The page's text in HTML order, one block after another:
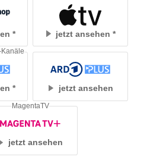
jetzt ansehen
jetzt ansehen
jetzt ansehen
MagentaTV